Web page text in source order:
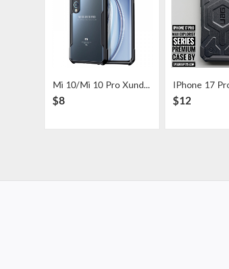
Mi 10/Mi 10 Pro Xundd Case
$8
View Detail
$12
View